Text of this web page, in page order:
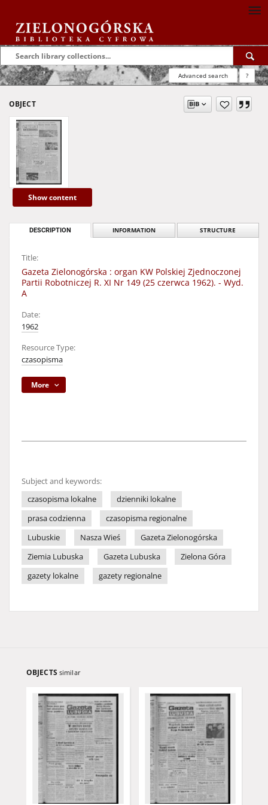
Advanced search ?
OBJECT
Show content
DESCRIPTION INFORMATION STRUCTURE
Title:
Gazeta Zielonogórska : organ KW Polskiej Zjednoczonej
Partii Robotniczej R. XI Nr 149 (25 czerwca 1962). - Wyd.
A
Date:
1962
Resource Type:
czasopisma
More
Subject and keywords:
czasopisma lokalne
dzienniki lokalne
prasa codzienna
czasopisma regionalne
Lubuskie
Nasza Wieś
Gazeta Zielonogórska
Ziemia Lubuska
Gazeta Lubuska
Zielona Góra
gazety lokalne
gazety regionalne
OBJECTS similar